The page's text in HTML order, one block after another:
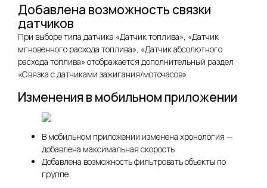
Добавлена возможность связки
датчиков
При выборе типа датчика «Датчик топлива», «Датчик
мгновенного расхода топлива», «Датчик абсолютного
расхода топлива» отображается дополнительный раздел
«Связка с датчиками зажигания/моточасов»
Изменения в мобильном приложении
В мобильном приложении изменена хронология —
добавлена максимальная скорость
Добавлена возможность фильтровать объекты по
группе.